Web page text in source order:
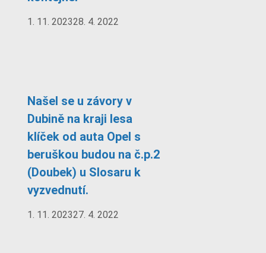
1. 11. 202328. 4. 2022
Našel se u závory v
Dubině na kraji lesa
klíček od auta Opel s
beruškou budou na č.p.2
(Doubek) u Slosaru k
vyzvednutí.
1. 11. 202327. 4. 2022